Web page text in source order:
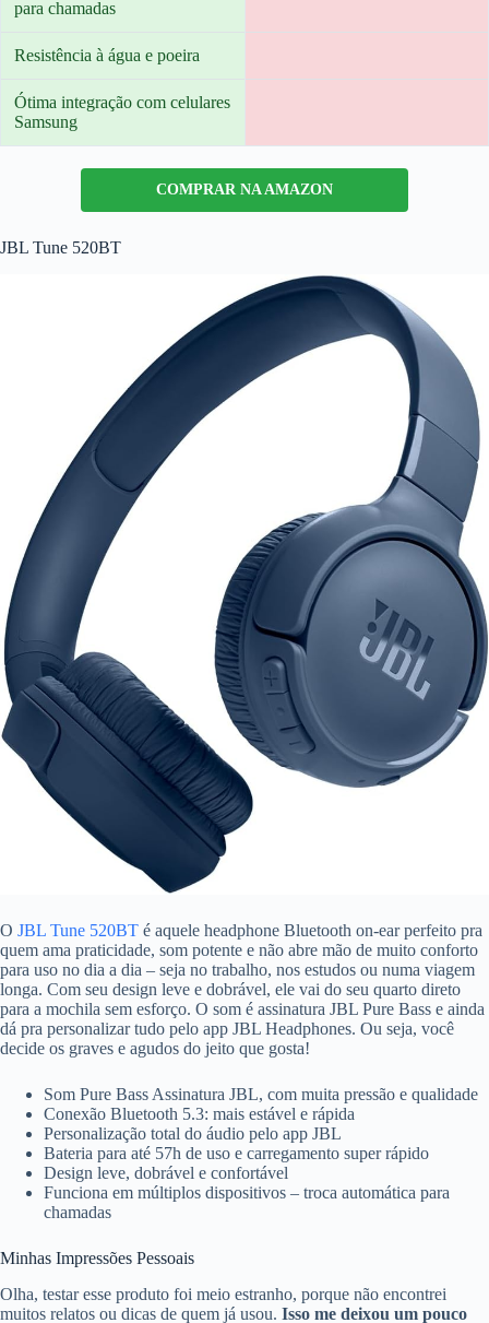
para chamadas
Resistência à água e poeira
Ótima integração com celulares
Samsung
COMPRAR NA AMAZON
JBL Tune 520BT
O JBL Tune 520BT é aquele headphone Bluetooth on-ear perfeito pra
quem ama praticidade, som potente e não abre mão de muito conforto
para uso no dia a dia – seja no trabalho, nos estudos ou numa viagem
longa. Com seu design leve e dobrável, ele vai do seu quarto direto
para a mochila sem esforço. O som é assinatura JBL Pure Bass e ainda
dá pra personalizar tudo pelo app JBL Headphones. Ou seja, você
decide os graves e agudos do jeito que gosta!
Som Pure Bass Assinatura JBL, com muita pressão e qualidade
Conexão Bluetooth 5.3: mais estável e rápida
Personalização total do áudio pelo app JBL
Bateria para até 57h de uso e carregamento super rápido
Design leve, dobrável e confortável
Funciona em múltiplos dispositivos – troca automática para
chamadas
Minhas Impressões Pessoais
Olha, testar esse produto foi meio estranho, porque não encontrei
muitos relatos ou dicas de quem já usou. Isso me deixou um pouco